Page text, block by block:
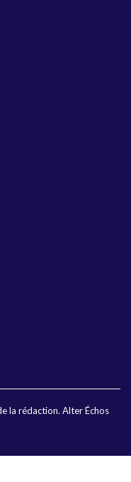
la rédaction. Alter Échos